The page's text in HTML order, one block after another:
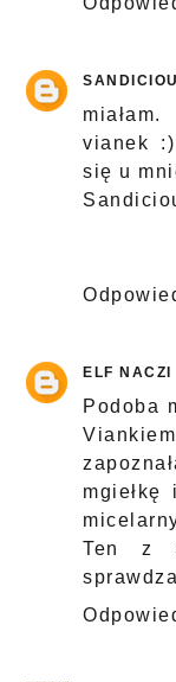
vianek
się u
ELF NACZI
Podoba
Ten z